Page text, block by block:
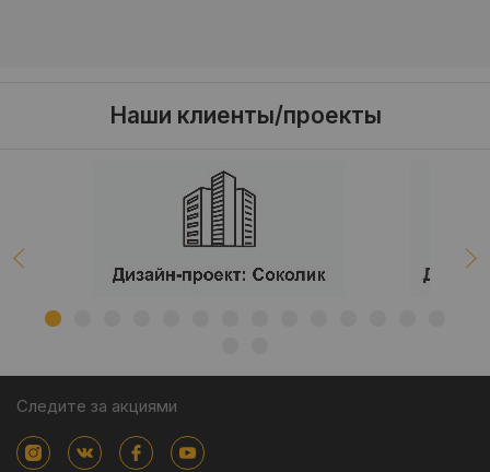
Наши клиенты/проекты
Следите за акциями